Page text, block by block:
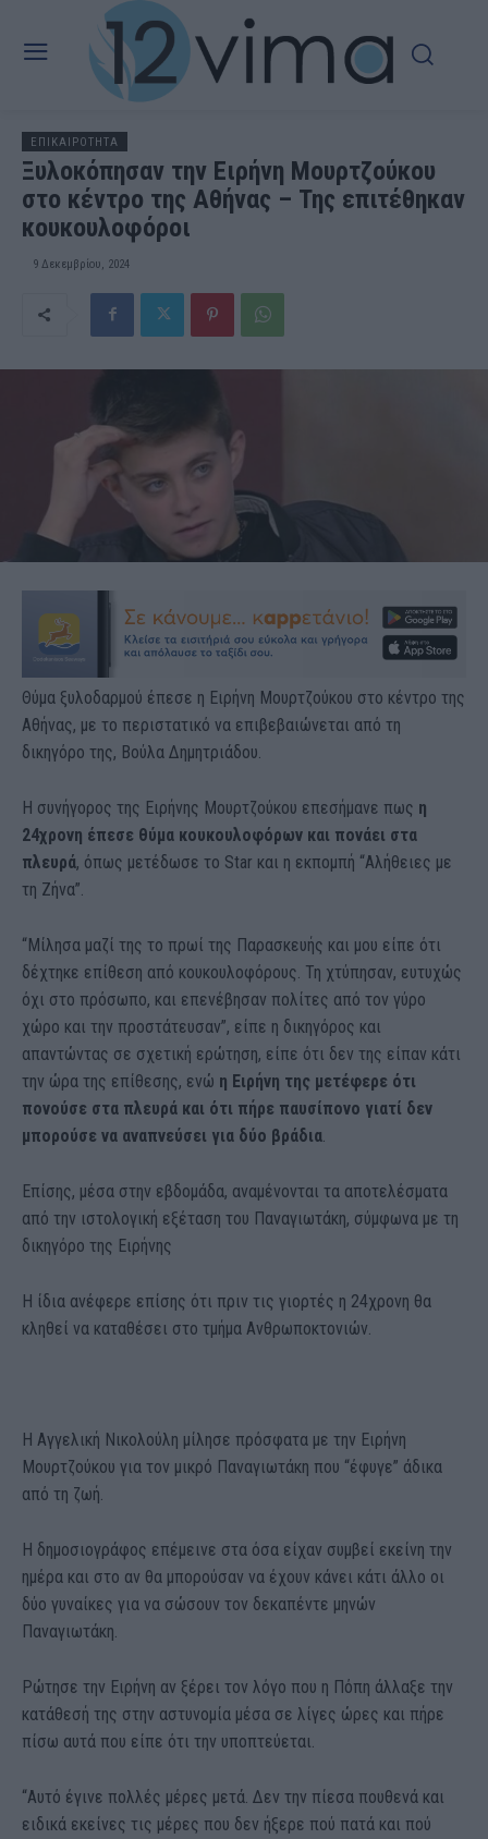
ΕΠΙΚΑΙΡΟΤΗΤΑ
Ξυλοκόπησαν την Ειρήνη Μουρτζούκου
στο κέντρο της Αθήνας – Της επιτέθηκαν
κουκουλοφόροι
9 Δεκεμβρίου, 2024
Θύμα ξυλοδαρμού έπεσε η Ειρήνη Μουρτζούκου στο κέντρο της
Αθήνας, με το περιστατικό να επιβεβαιώνεται από τη
δικηγόρο της, Βούλα Δημητριάδου.
Η συνήγορος της Ειρήνης Μουρτζούκου επεσήμανε πως η
24χρονη έπεσε θύμα κουκουλοφόρων και πονάει στα
πλευρά, όπως μετέδωσε το Star και η εκπομπή “Αλήθειες με
τη Ζήνα”.
“Μίλησα μαζί της το πρωί της Παρασκευής και μου είπε ότι
δέχτηκε επίθεση από κουκουλοφόρους. Τη χτύπησαν, ευτυχώς
όχι στο πρόσωπο, και επενέβησαν πολίτες από τον γύρο
χώρο και την προστάτευσαν”, είπε η δικηγόρος και
απαντώντας σε σχετική ερώτηση, είπε ότι δεν της είπαν κάτι
την ώρα της επίθεσης, ενώ η Ειρήνη της μετέφερε ότι
πονούσε στα πλευρά και ότι πήρε παυσίπονο γιατί δεν
μπορούσε να αναπνεύσει για δύο βράδια.
Επίσης, μέσα στην εβδομάδα, αναμένονται τα αποτελέσματα
από την ιστολογική εξέταση του Παναγιωτάκη, σύμφωνα με τη
δικηγόρο της Ειρήνης
Η ίδια ανέφερε επίσης ότι πριν τις γιορτές η 24χρονη θα
κληθεί να καταθέσει στο τμήμα Ανθρωποκτονιών.
Η Αγγελική Νικολούλη μίλησε πρόσφατα με την Ειρήνη
Μουρτζούκου για τον μικρό Παναγιωτάκη που “έφυγε” άδικα
από τη ζωή.
Η δημοσιογράφος επέμεινε στα όσα είχαν συμβεί εκείνη την
ημέρα και στο αν θα μπορούσαν να έχουν κάνει κάτι άλλο οι
δύο γυναίκες για να σώσουν τον δεκαπέντε μηνών
Παναγιωτάκη.
Ρώτησε την Ειρήνη αν ξέρει τον λόγο που η Πόπη άλλαξε την
κατάθεσή της στην αστυνομία μέσα σε λίγες ώρες και πήρε
πίσω αυτά που είπε ότι την υποπτεύεται.
“Αυτό έγινε πολλές μέρες μετά. Δεν την πίεσα πουθενά και
ειδικά εκείνες τις μέρες που δεν ήξερε πού πατά και πού